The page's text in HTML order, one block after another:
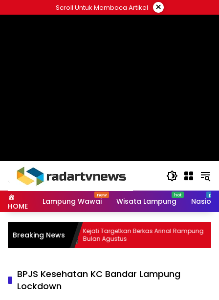
to
Scroll Untuk Membaca Artikel ×
HOME Lampung Wawai Wisata Lampung
Breaking NewsKejati Targetkan Berkas Arinal Rampung
Bulan Agustus
BPJS Kesehatan KC Bandar Lampung
Lockdown